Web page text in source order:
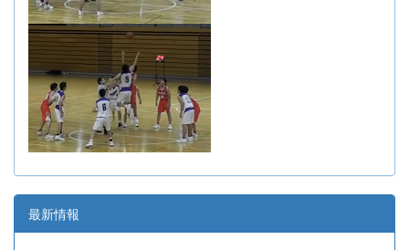
最新情報